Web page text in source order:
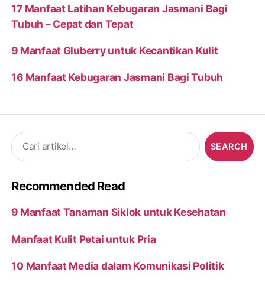
17 Manfaat Latihan Kebugaran Jasmani Bagi
Tubuh – Cepat dan Tepat
9 Manfaat Gluberry untuk Kecantikan Kulit
16 Manfaat Kebugaran Jasmani Bagi Tubuh
Search
for:
Recommended Read
9 Manfaat Tanaman Siklok untuk Kesehatan
Manfaat Kulit Petai untuk Pria
10 Manfaat Media dalam Komunikasi Politik